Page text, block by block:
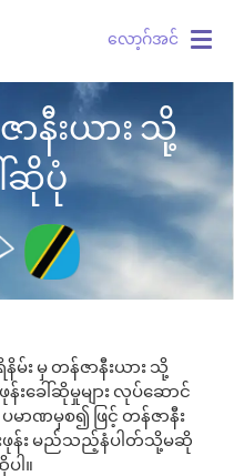
လော့ဂ်အင်
ာနီးယား သို့
ဆိုပုံ
မ်း မှ တန်ဇာနီးယား သို့
ခေါ်ဆိုမှုများ လုပ်ဆောင်
မာဏမှစ၍ ဖြင့် တန်ဇာနီး
ဖုန်း မည်သည့်နံပါတ်သို့မဆို
ပါ။